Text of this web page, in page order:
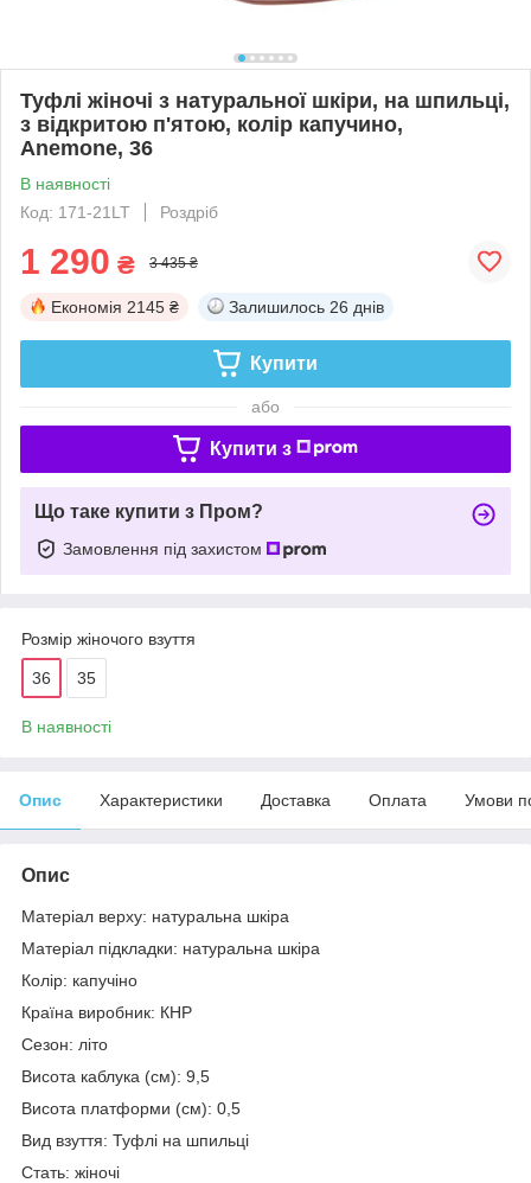
Туфлі жіночі з натуральної шкіри, на шпильці,
з відкритою п'ятою, колір капучино,
Anemone, 36
В наявності
Код: 171-21LT
Роздріб
1 290 ₴ 3 435 ₴
Економія 2145 ₴ Залишилось 26 днів
Купити
або
Купити з
Що таке купити з Пром?
Замовлення під захистом
Розмір жіночого взуття
36 35
В наявності
Опис Характеристики Доставка Оплата Умови
Опис
Матеріал верху: натуральна шкіра
Матеріал підкладки: натуральна шкіра
Колір: капучіно
Країна виробник: КНР
Сезон: літо
Висота каблука (см): 9,5
Висота платформи (см): 0,5
Вид взуття: Туфлі на шпильці
Стать: жіночі